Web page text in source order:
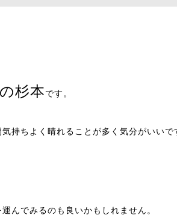
杉本です。
持ちよく晴れることが多く気分がいいで
んでみるのも良いかもしれません。